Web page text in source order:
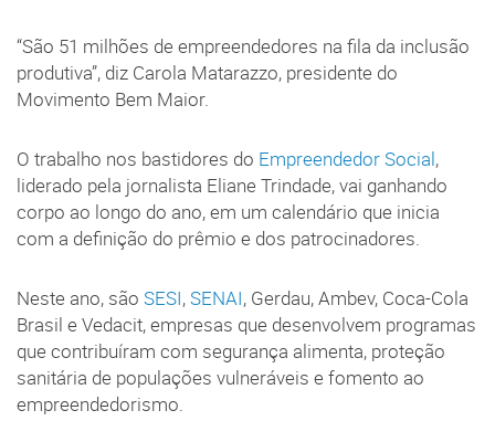
“São 51 milhões de empreendedores na fila da inclusão
produtiva”, diz Carola Matarazzo, presidente do
Movimento Bem Maior.
O trabalho nos bastidores do Empreendedor Social,
liderado pela jornalista Eliane Trindade, vai ganhando
corpo ao longo do ano, em um calendário que inicia
com a definição do prêmio e dos patrocinadores.
Neste ano, são SESI,SENAI, Gerdau, Ambev, Coca-Cola
Brasil e Vedacit, empresas que desenvolvem programas
que contribuíram com segurança alimenta, proteção
sanitária de populações vulneráveis e fomento ao
empreendedorismo.